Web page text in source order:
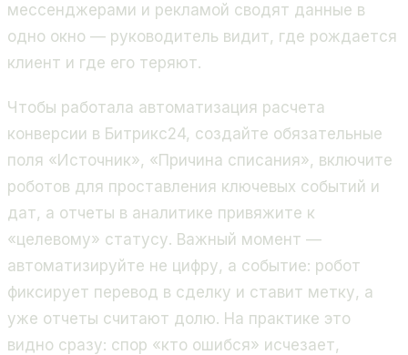
мессенджерами и рекламой сводят данные в
одно окно — руководитель видит, где рождается
клиент и где его теряют.
Чтобы работала автоматизация расчета
конверсии в Битрикс24, создайте обязательные
поля «Источник», «Причина списания», включите
роботов для проставления ключевых событий и
дат, а отчеты в аналитике привяжите к
«целевому» статусу. Важный момент —
автоматизируйте не цифру, а событие: робот
фиксирует перевод в сделку и ставит метку, а
уже отчеты считают долю. На практике это
видно сразу: спор «кто ошибся» исчезает,